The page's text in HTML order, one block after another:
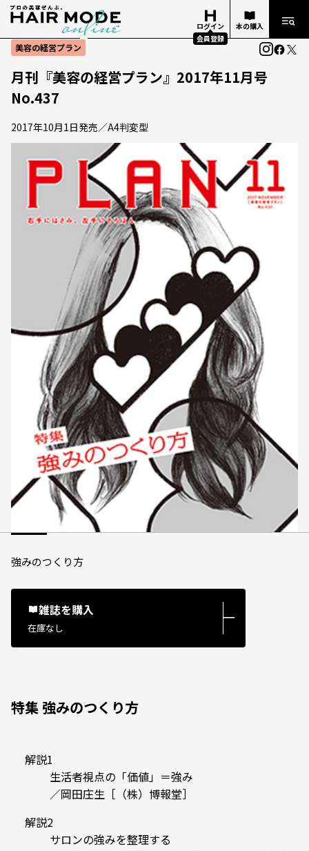
ログイン
会員登録
本の購入
美容の経営プラン
月刊『美容の経営プラン』2017年11月号
No.437
2017年10月1日発売／A4判変型
強みのつくり方
雑誌を購入
在庫なし
―
特集 強みのつくり方
解説1
生活者視点の「価値」＝強み
／岡田庄生［（株）博報堂］
解説2
サロンの強みを整理する